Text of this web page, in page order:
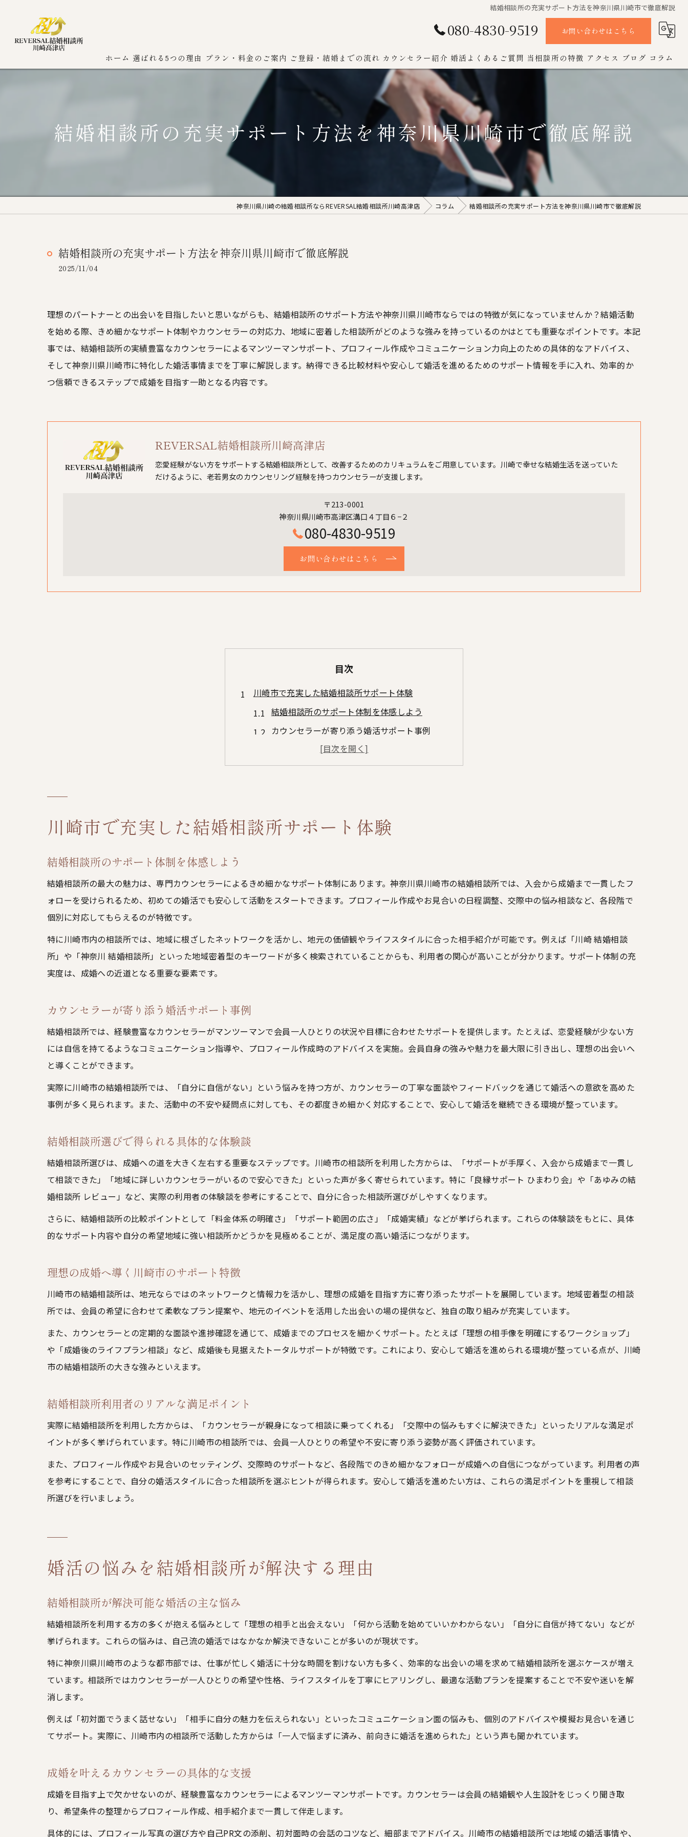
結婚相談所の充実サポート方法を神奈川県川崎市で徹底解説
080-4830-9519 お問い合わせはこちら
ホーム 選ばれる5つの理由 プラン・料金のご案内 ご登録・結婚までの流れ カウンセラー紹介 婚活よくあるご質問 当相談所の特徴
女性
成婚
男性
アクセス ブログ コラム
結婚相談所の充実サポート方法を神奈川県川崎市で徹底解説
神奈川県川崎の結婚相談所ならREVERSAL結婚相談所川崎高津店 コラム 結婚相談所の充実サポート方法を神奈川県川崎市で徹底解説
結婚相談所の充実サポート方法を神奈川県川崎市で徹底解説
2025/11/04
理想のパートナーとの出会いを目指したいと思いながらも、結婚相談所のサポート方法や神奈川県川崎市ならではの特徴が気になっていませんか？結婚活動
を始める際、きめ細かなサポート体制やカウンセラーの対応力、地域に密着した相談所がどのような強みを持っているのかはとても重要なポイントです。本記
事では、結婚相談所の実績豊富なカウンセラーによるマンツーマンサポート、プロフィール作成やコミュニケーション力向上のための具体的なアドバイス、
そして神奈川県川崎市に特化した婚活事情までを丁寧に解説します。納得できる比較材料や安心して婚活を進めるためのサポート情報を手に入れ、効率的か
つ信頼できるステップで成婚を目指す一助となる内容です。
REVERSAL結婚相談所川崎高津店
恋愛経験がない方をサポートする結婚相談所として、改善するためのカリキュラムをご用意しています。川崎で幸せな結婚生活を送っていた
だけるように、老若男女のカウンセリング経験を持つカウンセラーが支援します。
〒213-0001
神奈川県川崎市高津区溝口４丁目６−２
080-4830-9519
お問い合わせはこちら
目次
川崎市で充実した結婚相談所サポート体験
結婚相談所のサポート体制を体感しよう
カウンセラーが寄り添う婚活サポート事例
結婚相談所選びで得られる具体的な体験談
理想の成婚へ導く川崎市のサポート特徴
結婚相談所が解決可能な婚活の主な悩み
婚活の壁を乗り越えるための相談所活用法
川崎市の結婚相談所で悩みを解消する流れ
結婚相談所を活用した理想の相手探しのコツ
川崎市で実現する出会いのサポートポイント
結婚相談所ならではの手厚い支援の特徴
結婚相談所特有の手厚いサポートを解説
結婚相談所の親身なフォロー体制の魅力
プロフィール作成から成婚まで徹底サポート
結婚相談所の安心ポイントと信頼性の理由
川崎市で安心して婚活を始めるための準備
サポート体制充実の結婚相談所を選ぶコツ
無料相談で納得してから始める婚活の流れ
カウンセラーとの相性を重視した相談所選び
仕事と両立できる婚活を叶える相談所選び
結婚相談所活用で時短と成婚率向上を目指す
忙しい方に最適な結婚相談所の活用ポイント
川崎市の相談所で効率的に婚活を進める方法
川崎市で充実した結婚相談所サポート体験
結婚相談所のサポート体制を体感しよう
結婚相談所の最大の魅力は、専門カウンセラーによるきめ細かなサポート体制にあります。神奈川県川崎市の結婚相談所では、入会から成婚まで一貫したフ
ォローを受けられるため、初めての婚活でも安心して活動をスタートできます。プロフィール作成やお見合いの日程調整、交際中の悩み相談など、各段階で
個別に対応してもらえるのが特徴です。
特に川崎市内の相談所では、地域に根ざしたネットワークを活かし、地元の価値観やライフスタイルに合った相手紹介が可能です。例えば「川崎 結婚相談
所」や「神奈川 結婚相談所」といった地域密着型のキーワードが多く検索されていることからも、利用者の関心が高いことが分かります。サポート体制の充
実度は、成婚への近道となる重要な要素です。
カウンセラーが寄り添う婚活サポート事例
結婚相談所では、経験豊富なカウンセラーがマンツーマンで会員一人ひとりの状況や目標に合わせたサポートを提供します。たとえば、恋愛経験が少ない方
には自信を持てるようなコミュニケーション指導や、プロフィール作成時のアドバイスを実施。会員自身の強みや魅力を最大限に引き出し、理想の出会いへ
と導くことができます。
実際に川崎市の結婚相談所では、「自分に自信がない」という悩みを持つ方が、カウンセラーの丁寧な面談やフィードバックを通じて婚活への意欲を高めた
事例が多く見られます。また、活動中の不安や疑問点に対しても、その都度きめ細かく対応することで、安心して婚活を継続できる環境が整っています。
結婚相談所選びで得られる具体的な体験談
結婚相談所選びは、成婚への道を大きく左右する重要なステップです。川崎市の相談所を利用した方からは、「サポートが手厚く、入会から成婚まで一貫し
て相談できた」「地域に詳しいカウンセラーがいるので安心できた」といった声が多く寄せられています。特に「良縁サポート ひまわり会」や「あゆみの結
婚相談所 レビュー」など、実際の利用者の体験談を参考にすることで、自分に合った相談所選びがしやすくなります。
さらに、結婚相談所の比較ポイントとして「料金体系の明確さ」「サポート範囲の広さ」「成婚実績」などが挙げられます。これらの体験談をもとに、具体
的なサポート内容や自分の希望地域に強い相談所かどうかを見極めることが、満足度の高い婚活につながります。
理想の成婚へ導く川崎市のサポート特徴
川崎市の結婚相談所は、地元ならではのネットワークと情報力を活かし、理想の成婚を目指す方に寄り添ったサポートを展開しています。地域密着型の相談
所では、会員の希望に合わせて柔軟なプラン提案や、地元のイベントを活用した出会いの場の提供など、独自の取り組みが充実しています。
また、カウンセラーとの定期的な面談や進捗確認を通じて、成婚までのプロセスを細かくサポート。たとえば「理想の相手像を明確にするワークショップ」
や「成婚後のライフプラン相談」など、成婚後も見据えたトータルサポートが特徴です。これにより、安心して婚活を進められる環境が整っている点が、川崎
市の結婚相談所の大きな強みといえます。
結婚相談所利用者のリアルな満足ポイント
実際に結婚相談所を利用した方からは、「カウンセラーが親身になって相談に乗ってくれる」「交際中の悩みもすぐに解決できた」といったリアルな満足ポ
イントが多く挙げられています。特に川崎市の相談所では、会員一人ひとりの希望や不安に寄り添う姿勢が高く評価されています。
また、プロフィール作成やお見合いのセッティング、交際時のサポートなど、各段階でのきめ細かなフォローが成婚への自信につながっています。利用者の声
を参考にすることで、自分の婚活スタイルに合った相談所を選ぶヒントが得られます。安心して婚活を進めたい方は、これらの満足ポイントを重視して相談
所選びを行いましょう。
婚活の悩みを結婚相談所が解決する理由
結婚相談所が解決可能な婚活の主な悩み
結婚相談所を利用する方の多くが抱える悩みとして「理想の相手と出会えない」「何から活動を始めていいかわからない」「自分に自信が持てない」などが
挙げられます。これらの悩みは、自己流の婚活ではなかなか解決できないことが多いのが現状です。
特に神奈川県川崎市のような都市部では、仕事が忙しく婚活に十分な時間を割けない方も多く、効率的な出会いの場を求めて結婚相談所を選ぶケースが増え
ています。相談所ではカウンセラーが一人ひとりの希望や性格、ライフスタイルを丁寧にヒアリングし、最適な活動プランを提案することで不安や迷いを解
消します。
例えば「初対面でうまく話せない」「相手に自分の魅力を伝えられない」といったコミュニケーション面の悩みも、個別のアドバイスや模擬お見合いを通じ
てサポート。実際に、川崎市内の相談所で活動した方からは「一人で悩まずに済み、前向きに婚活を進められた」という声も聞かれています。
成婚を叶えるカウンセラーの具体的な支援
成婚を目指す上で欠かせないのが、経験豊富なカウンセラーによるマンツーマンサポートです。カウンセラーは会員の結婚観や人生設計をじっくり聞き取
り、希望条件の整理からプロフィール作成、相手紹介まで一貫して伴走します。
具体的には、プロフィール写真の選び方や自己PR文の添削、初対面時の会話のコツなど、細部までアドバイス。川崎市の結婚相談所では地域の婚活事情や、
ご相談はこちら
ご相談はこちら